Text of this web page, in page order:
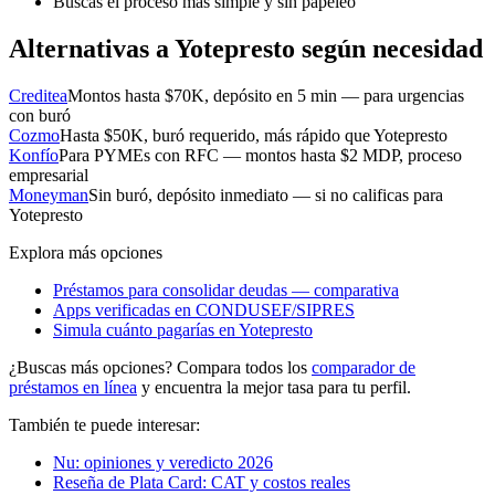
Alternativas a Yotepresto según necesidad
CrediteaMontos hasta $70K, depósito en 5 min — para urgencias
con buró
CozmoHasta $50K, buró requerido, más rápido que Yotepresto
KonfíoPara PYMEs con RFC — montos hasta $2 MDP, proceso
empresarial
MoneymanSin buró, depósito inmediato — si no calificas para
Yotepresto
Explora más opciones
Préstamos para consolidar deudas — comparativa
Apps verificadas en CONDUSEF/SIPRES
Simula cuánto pagarías en Yotepresto
¿Buscas más opciones? Compara todos los comparador de
préstamos en línea y encuentra la mejor tasa para tu perfil.
También te puede interesar:
Nu: opiniones y veredicto 2026
Reseña de Plata Card: CAT y costos reales